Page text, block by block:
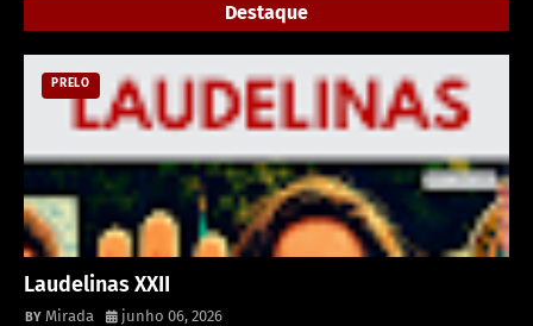
Destaque
PRELO
Laudelinas XXII
Mirada junho 06, 2026